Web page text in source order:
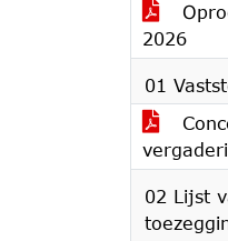
2026
01
02 Lijst